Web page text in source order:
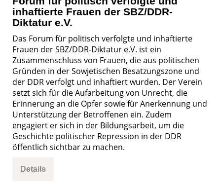
inhaftierte Frauen der SBZ/DDR-
Diktatur e.V.
Das Forum für politisch verfolgte und inhaftierte
Frauen der SBZ/DDR-Diktatur e.V. ist ein
Zusammenschluss von Frauen, die aus politischen
Gründen in der Sowjetischen Besatzungszone und
der DDR verfolgt und inhaftiert wurden. Der Verein
setzt sich für die Aufarbeitung von Unrecht, die
Erinnerung an die Opfer sowie für Anerkennung und
Unterstützung der Betroffenen ein. Zudem
engagiert er sich in der Bildungsarbeit, um die
Geschichte politischer Repression in der DDR
öffentlich sichtbar zu machen.
Details